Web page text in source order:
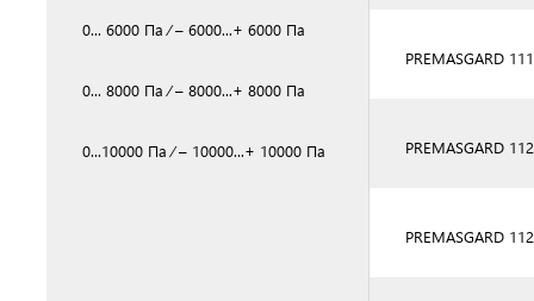
0... 6000 Па ⁄ – 6000...+ 6000 Па
0... 8000 Па ⁄ – 8000...+ 8000 Па
0...10000 Па ⁄ – 10000...+ 10000 Па
PREMASGARD
PREMASGARD
PREMASGARD